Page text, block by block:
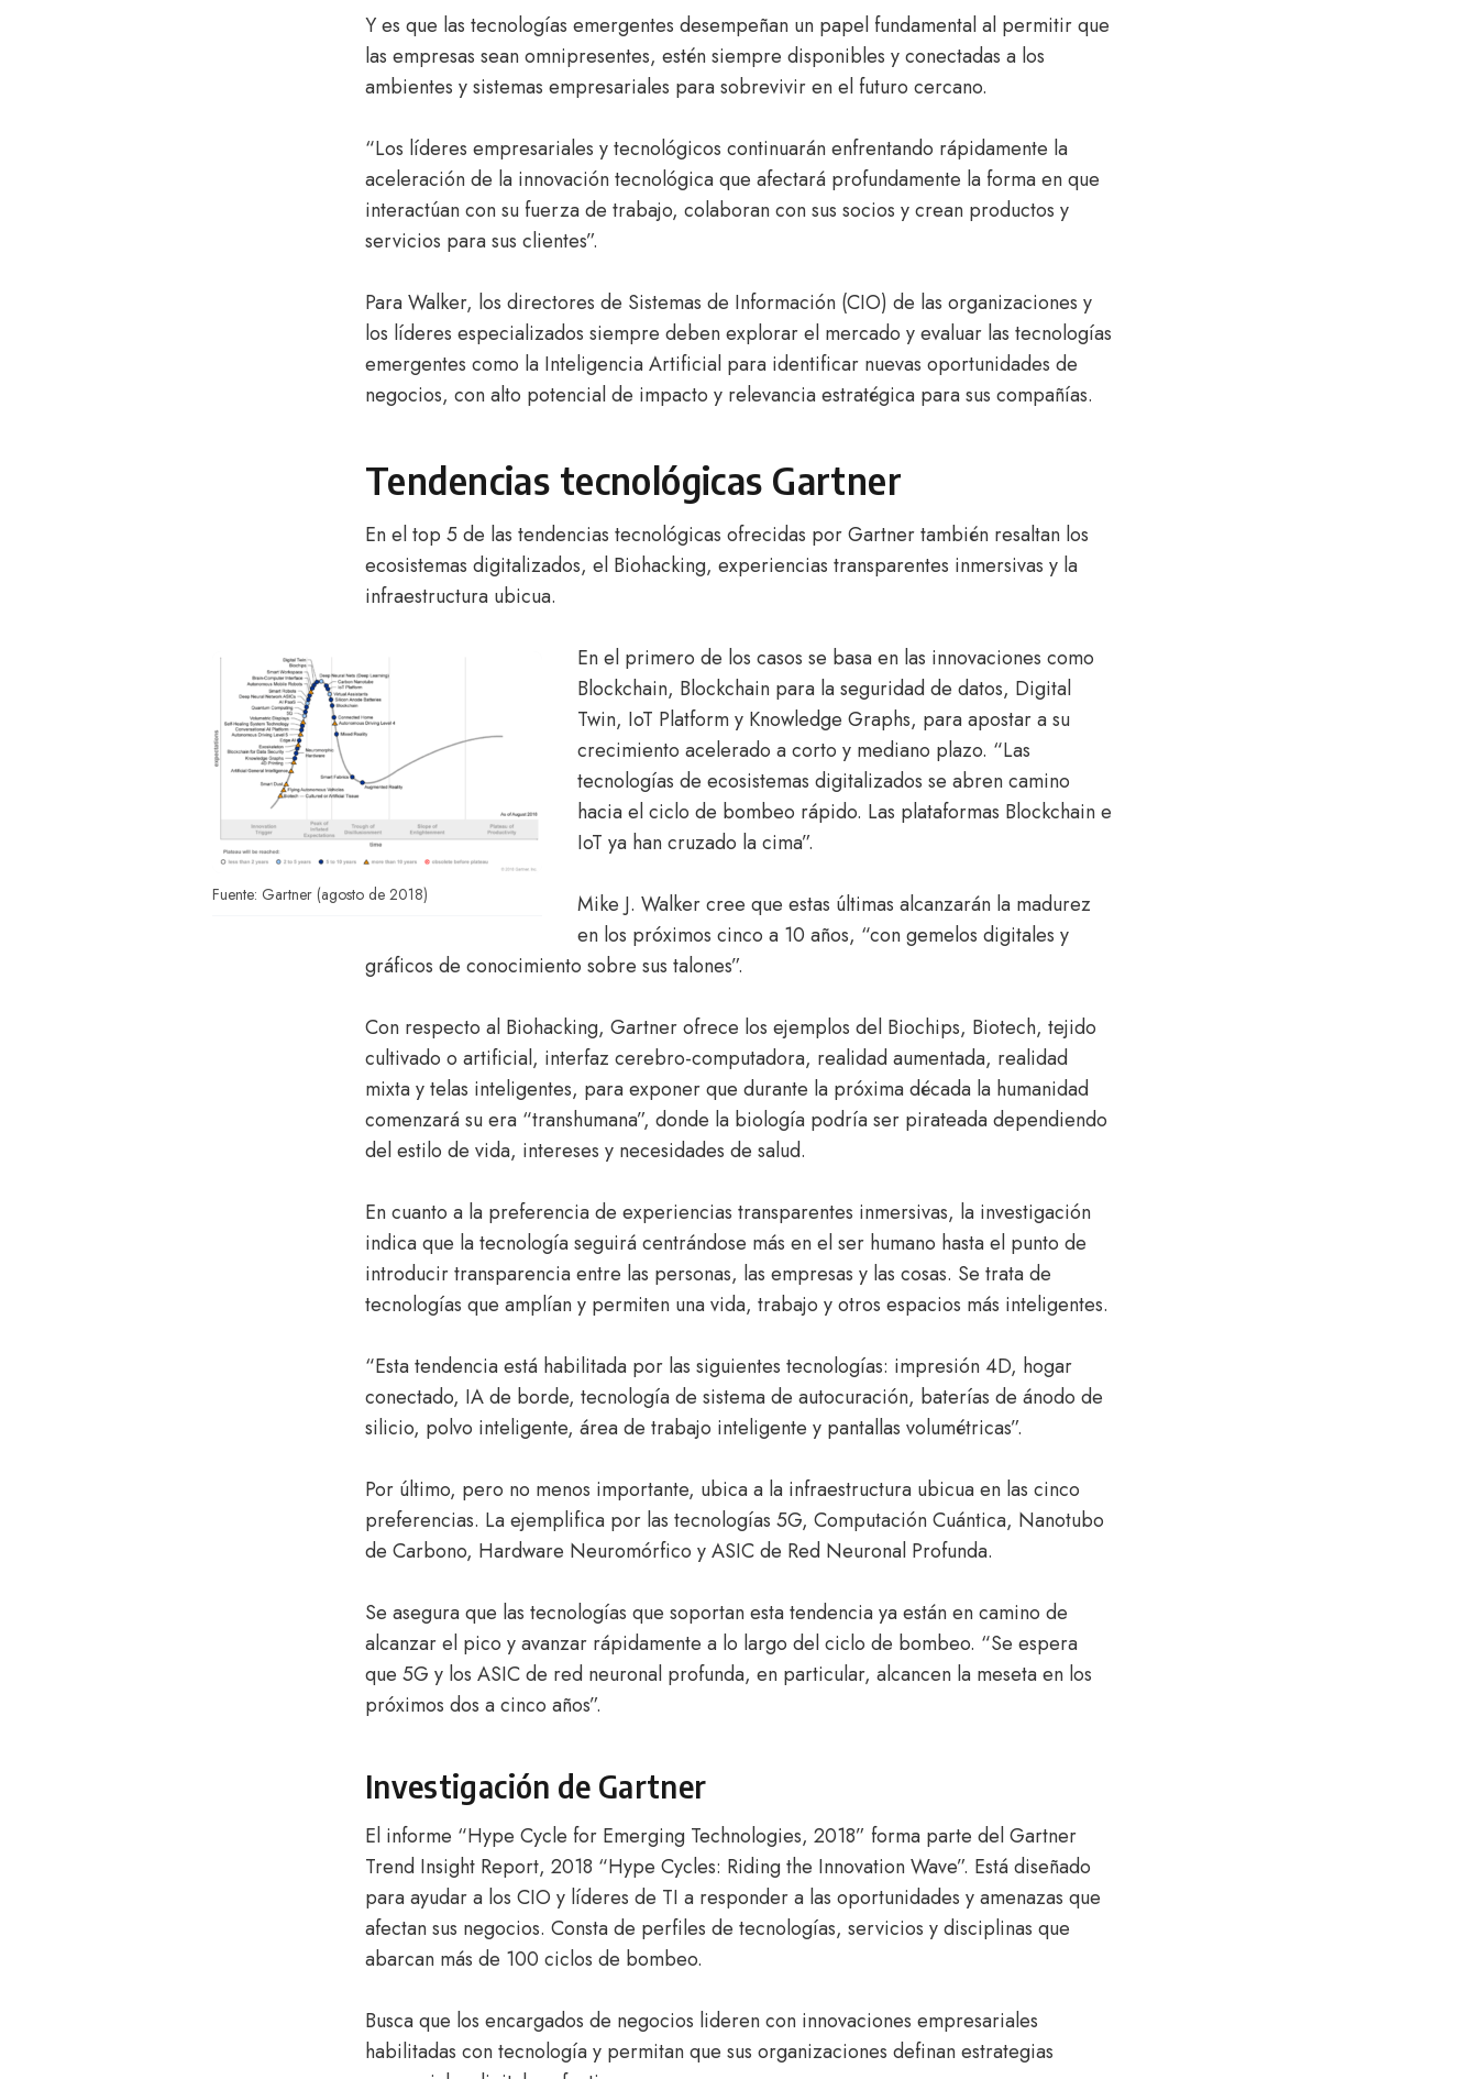
Y es que las tecnologías emergentes desempeñan un papel fundamental al permitir que
las empresas sean omnipresentes, estén siempre disponibles y conectadas a los
ambientes y sistemas empresariales para sobrevivir en el futuro cercano.
“Los líderes empresariales y tecnológicos continuarán enfrentando rápidamente la
aceleración de la innovación tecnológica que afectará profundamente la forma en que
interactúan con su fuerza de trabajo, colaboran con sus socios y crean productos y
servicios para sus clientes”.
Para Walker, los directores de Sistemas de Información (CIO) de las organizaciones y
los líderes especializados siempre deben explorar el mercado y evaluar las tecnologías
emergentes como la Inteligencia Artificial para identificar nuevas oportunidades de
negocios, con alto potencial de impacto y relevancia estratégica para sus compañías.
Tendencias tecnológicas Gartner
En el top 5 de las tendencias tecnológicas ofrecidas por Gartner también resaltan los
ecosistemas digitalizados, el Biohacking, experiencias transparentes inmersivas y la
infraestructura ubicua.
Fuente: Gartner (agosto de 2018)
En el primero de los casos se basa en las innovaciones como
Blockchain, Blockchain para la seguridad de datos, Digital
Twin, IoT Platform y Knowledge Graphs, para apostar a su
crecimiento acelerado a corto y mediano plazo. “Las
tecnologías de ecosistemas digitalizados se abren camino
hacia el ciclo de bombeo rápido. Las plataformas Blockchain e
IoT ya han cruzado la cima”.
Mike J. Walker cree que estas últimas alcanzarán la madurez
en los próximos cinco a 10 años, “con gemelos digitales y
gráficos de conocimiento sobre sus talones”.
Con respecto al Biohacking, Gartner ofrece los ejemplos del Biochips, Biotech, tejido
cultivado o artificial, interfaz cerebro-computadora, realidad aumentada, realidad
mixta y telas inteligentes, para exponer que durante la próxima década la humanidad
comenzará su era “transhumana”, donde la biología podría ser pirateada dependiendo
del estilo de vida, intereses y necesidades de salud.
En cuanto a la preferencia de experiencias transparentes inmersivas, la investigación
indica que la tecnología seguirá centrándose más en el ser humano hasta el punto de
introducir transparencia entre las personas, las empresas y las cosas. Se trata de
tecnologías que amplían y permiten una vida, trabajo y otros espacios más inteligentes.
“Esta tendencia está habilitada por las siguientes tecnologías: impresión 4D, hogar
conectado, IA de borde, tecnología de sistema de autocuración, baterías de ánodo de
silicio, polvo inteligente, área de trabajo inteligente y pantallas volumétricas”.
Por último, pero no menos importante, ubica a la infraestructura ubicua en las cinco
preferencias. La ejemplifica por las tecnologías 5G, Computación Cuántica, Nanotubo
de Carbono, Hardware Neuromórfico y ASIC de Red Neuronal Profunda.
Se asegura que las tecnologías que soportan esta tendencia ya están en camino de
alcanzar el pico y avanzar rápidamente a lo largo del ciclo de bombeo. “Se espera
que 5G y los ASIC de red neuronal profunda, en particular, alcancen la meseta en los
próximos dos a cinco años”.
Investigación de Gartner
El informe “Hype Cycle for Emerging Technologies, 2018” forma parte del Gartner
Trend Insight Report, 2018 “Hype Cycles: Riding the Innovation Wave”. Está diseñado
para ayudar a los CIO y líderes de TI a responder a las oportunidades y amenazas que
afectan sus negocios. Consta de perfiles de tecnologías, servicios y disciplinas que
abarcan más de 100 ciclos de bombeo.
Busca que los encargados de negocios lideren con innovaciones empresariales
habilitadas con tecnología y permitan que sus organizaciones definan estrategias